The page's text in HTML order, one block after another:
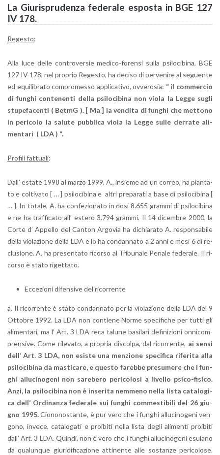
La Giu­ri­spru­den­za fe­de­ra­le espo­sta in BGE 127
IV 178.
Re­ge­sto:
Alla luce delle con­tro­ver­sie me­di­co-fo­ren­si sulla psi­lo­ci­bi­na, BGE
127 IV 178, nel pro­prio Re­ge­sto, ha de­ci­so di per­ve­ni­re al se­guen­te
ed equi­li­bra­to com­pro­mes­so ap­pli­ca­ti­vo, ov­ve­ro­sia: “ il com­mer­cio
di fun­ghi con­te­nen­ti della psi­lo­ci­bi­na non viola la Legge sugli
stu­pe­fa­cen­ti ( BetmG ). [ Ma ] la ven­di­ta di fun­ghi che met­to­no
in pe­ri­co­lo la sa­lu­te pub­bli­ca viola la Legge sulle der­ra­te ali­
men­ta­ri ( LDA ) “.
Pro­fi­li fat­tua­li:
Dall’ esta­te 1998 al marzo 1999, A., in­sie­me ad un cor­reo, ha pian­ta­
to e col­ti­va­to [ … ] psi­lo­ci­bi­na e altri pre­pa­ra­ti a base di psi­lo­ci­bi­na [
… ]. In to­ta­le, A. ha con­fe­zio­na­to in dosi 8.655 gram­mi di psi­lo­ci­bi­na
e ne ha traf­fi­ca­to all’ este­ro 3.794 gram­mi. Il 14 di­cem­bre 2000, la
Corte d’ Ap­pel­lo del Can­ton Ar­go­via ha di­chia­ra­to A. re­spon­sa­bi­le
della vio­la­zio­ne della LDA e lo ha con­dan­na­to a 2 anni e mesi 6 di re­
clu­sio­ne. A. ha pre­sen­ta­to ri­cor­so al Tri­bu­na­le Pe­na­le fe­de­ra­le. Il ri­
cor­so è stato ri­get­ta­to.
Ec­ce­zio­ni di­fen­si­ve del ri­cor­ren­te
a. Il ri­cor­ren­te è stato con­dan­na­to per la vio­la­zio­ne della LDA del 9
Ot­to­bre 1992. La LDA non con­tie­ne Norme spe­ci­fi­che per tutti gli
ali­men­ta­ri, ma l’ Art. 3 LDA reca ta­lu­ne ba­si­la­ri de­fi­ni­zio­ni on­ni­com­
pren­si­ve. Come ri­le­va­to, a pro­pria di­scol­pa, dal ri­cor­ren­te, ai sensi
dell’ Art. 3 LDA, non esi­ste una men­zio­ne spe­ci­fi­ca ri­fe­ri­ta alla
psi­lo­ci­bi­na da ma­sti­ca­re, e que­sto fa­reb­be pre­su­me­re che i fun­
ghi al­lu­ci­no­ge­ni non sa­re­be­ro pe­ri­co­lo­si a li­vel­lo psi­co-fi­si­co.
Anzi, la psi­lo­ci­bi­na non è in­se­ri­ta nem­me­no nella lista ca­ta­lo­gi­
ca dell’ Or­di­nan­za fe­de­ra­le sui fun­ghi com­me­sti­bi­li del 26 giu­
gno 1995.Cio­no­no­stan­te, è pur vero che i fun­ghi al­lu­ci­no­ge­ni ven­
go­no, in­ve­ce, ca­ta­lo­ga­ti e proi­bi­ti nella lista degli ali­men­ti proi­bi­ti
dall’ Art. 3 LDA. Quin­di, non è vero che i fun­ghi al­lu­ci­no­ge­ni esu­la­no
da qua­lun­que giu­ri­di­fi­ca­zio­ne at­ti­nen­te alle so­stan­ze pe­ri­co­lo­se.